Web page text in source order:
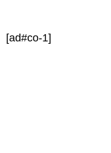
[ad#co-1]